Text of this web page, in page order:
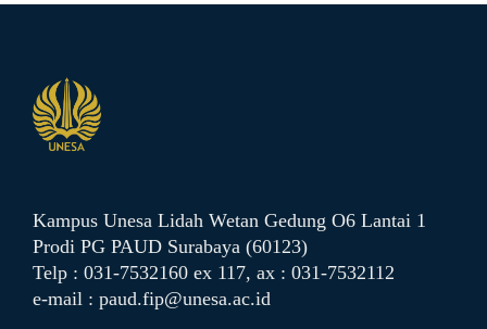
Kampus Unesa Lidah Wetan Gedung O6 Lantai 1
Prodi PG PAUD Surabaya (60123)
Telp : 031-7532160 ex 117, ax : 031-7532112
e-mail : paud.fip@unesa.ac.id